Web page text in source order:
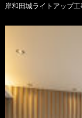
岸和田城ライトアップ工